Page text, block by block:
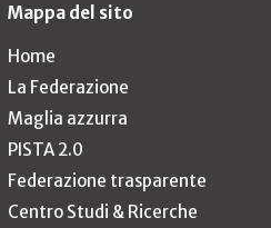
Mappa del sito
Home
La Federazione
Maglia azzurra
PISTA 2.0
Federazione trasparente
Centro Studi & Ricerche